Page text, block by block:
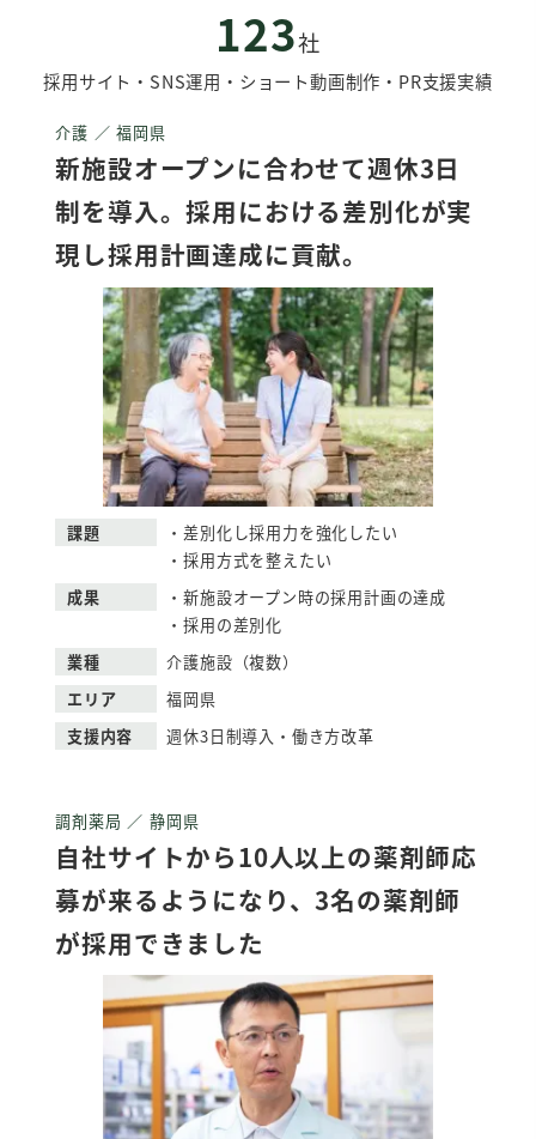
123社
採用サイト・SNS運用・ショート動画制作・PR支援実績
介護 ／ 福岡県
新施設オープンに合わせて週休3日
制を導入。採用における差別化が実
現し採用計画達成に貢献。
課題
・差別化し採用力を強化したい
・採用方式を整えたい
成果
・新施設オープン時の採用計画の達成
・採用の差別化
業種
介護施設（複数）
エリア
福岡県
支援内容
週休3日制導入・働き方改革
調剤薬局 ／ 静岡県
自社サイトから10人以上の薬剤師応
募が来るようになり、3名の薬剤師
が採用できました